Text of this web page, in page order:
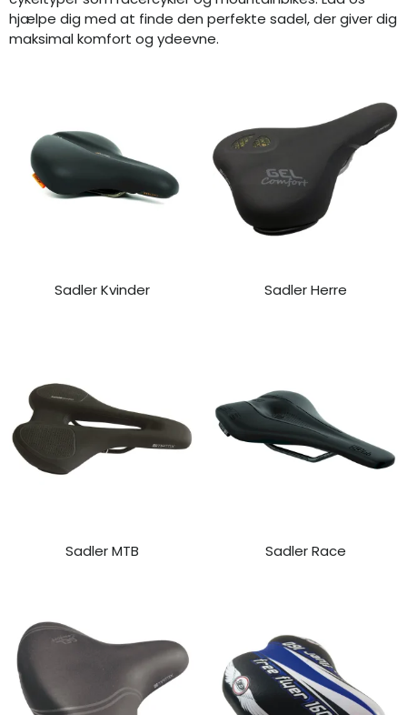
hjælpe dig med at finde den perfekte sadel, der giver dig
maksimal komfort og ydeevne.
Sadler Kvinder Sadler Herre
Sadler MTB Sadler Race